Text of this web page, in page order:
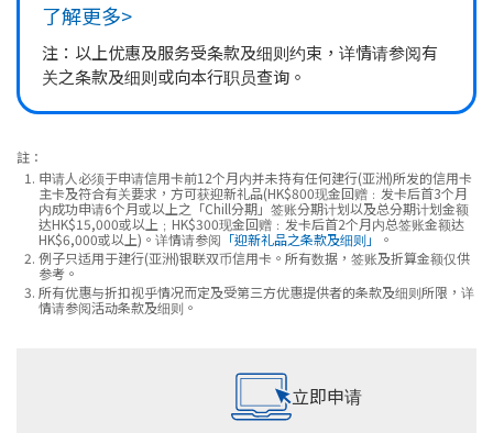
了解更多>
注：以上优惠及服务受条款及细则约束，详情请参阅有
关之条款及细则或向本行职员查询。
註：
申请人必须于申请信用卡前12个月内并未持有任何建行(亚洲)所发的信用卡
主卡及符合有关要求，方可获迎新礼品(HK$800现金回赠﹕发卡后首3个月
内成功申请6个月或以上之「Chill分期」签账分期计划以及总分期计划金额
达HK$15,000或以上﹔HK$300现金回赠﹕发卡后首2个月内总签账金额达
HK$6,000或以上)。详情请参阅 「迎新礼品之条款及细则」
。
例子只适用于建行(亚洲)银联双币信用卡。所有数据，签账及折算金额仅供
参考。
所有优惠与折扣视乎情况而定及受第三方优惠提供者的条款及细则所限，详
情请参阅活动条款及细则。
立即申请